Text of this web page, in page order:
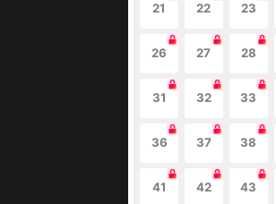
21 22 23
26 27 28
31 32 33
36 37 38
41 42 43